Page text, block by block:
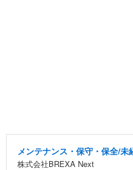
メンテナンス・保守・保全/
株式会社BREXA Next